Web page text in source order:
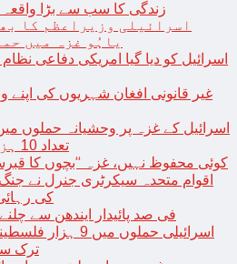
زندگی کا سب سے بڑا
اسرائیلی وزیراعظم کا
یاہُو غزہ میں
اسرائیل کو دیا گیا امریکی دفاعی
غیر قانونی افغان شہریوں کی
اسرائیل کے غزہ پر وحشیانہ حملوں
تعداد 10 ہزار سےزائد ہوگئی
اقوام متحدہ سیکرٹری جنرل نے
کی
100 فی صد پائیدار ایندھن سے
اسرائیلی حملوں
ترک